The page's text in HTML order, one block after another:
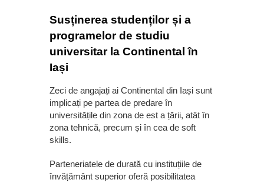
Susținerea studenților și a
programelor de studiu
universitar la Continental în
Iași
Zeci de angajați ai Continental din Iași sunt
implicați pe partea de predare în
universitățile din zona de est a țării, atât în
zona tehnică, precum și în cea de soft
skills.
Parteneriatele de durată cu instituțiile de
învățământ superior oferă posibilitatea